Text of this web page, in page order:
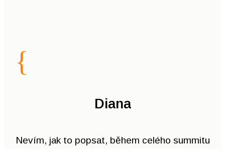
{
Diana
Nevím, jak to popsat, během celého summitu